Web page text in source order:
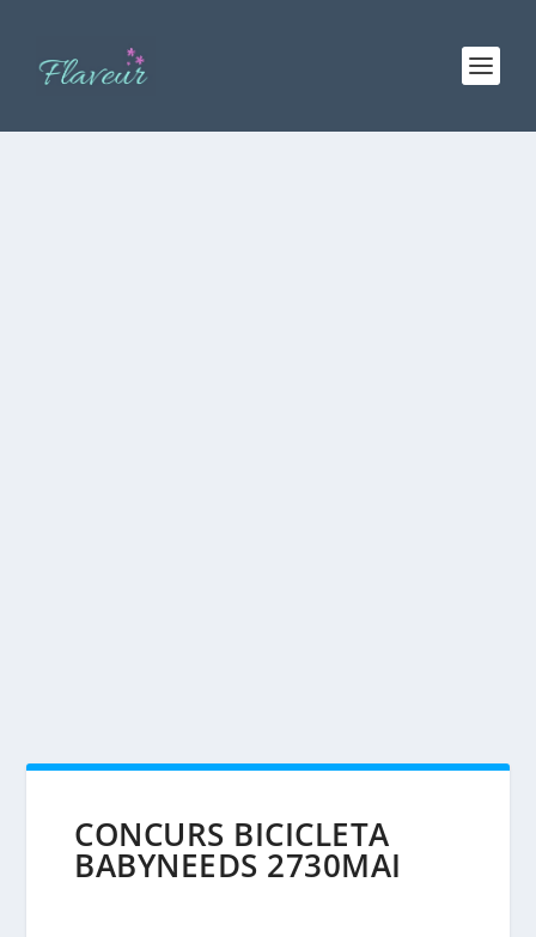
CONCURS BICICLETA
BABYNEEDS 2730MAI